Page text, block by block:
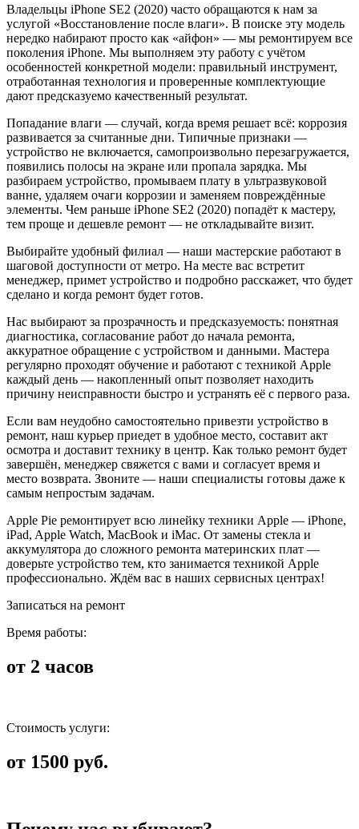
Владельцы iPhone SE2 (2020) часто обращаются к нам за
услугой «Восстановление после влаги». В поиске эту модель
нередко набирают просто как «айфон» — мы ремонтируем все
поколения iPhone. Мы выполняем эту работу с учётом
особенностей конкретной модели: правильный инструмент,
отработанная технология и проверенные комплектующие
дают предсказуемо качественный результат.
Попадание влаги — случай, когда время решает всё: коррозия
развивается за считанные дни. Типичные признаки —
устройство не включается, самопроизвольно перезагружается,
появились полосы на экране или пропала зарядка. Мы
разбираем устройство, промываем плату в ультразвуковой
ванне, удаляем очаги коррозии и заменяем повреждённые
элементы. Чем раньше iPhone SE2 (2020) попадёт к мастеру,
тем проще и дешевле ремонт — не откладывайте визит.
Выбирайте удобный филиал — наши мастерские работают в
шаговой доступности от метро. На месте вас встретит
менеджер, примет устройство и подробно расскажет, что будет
сделано и когда ремонт будет готов.
Нас выбирают за прозрачность и предсказуемость: понятная
диагностика, согласование работ до начала ремонта,
аккуратное обращение с устройством и данными. Мастера
регулярно проходят обучение и работают с техникой Apple
каждый день — накопленный опыт позволяет находить
причину неисправности быстро и устранять её с первого раза.
Если вам неудобно самостоятельно привезти устройство в
ремонт, наш курьер приедет в удобное место, составит акт
осмотра и доставит технику в центр. Как только ремонт будет
завершён, менеджер свяжется с вами и согласует время и
место возврата. Звоните — наши специалисты готовы даже к
самым непростым задачам.
Apple Pie ремонтирует всю линейку техники Apple — iPhone,
iPad, Apple Watch, MacBook и iMac. От замены стекла и
аккумулятора до сложного ремонта материнских плат —
доверьте устройство тем, кто занимается техникой Apple
профессионально. Ждём вас в наших сервисных центрах!
Записаться на ремонт
Время работы:
от 2 часов
Стоимость услуги:
от 1500 руб.